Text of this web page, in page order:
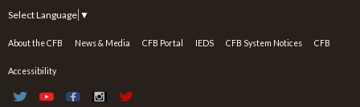
Select Language ▼
About the CFB News & Media CFB Portal IEDS CFB System Notices CFB
Accessibility